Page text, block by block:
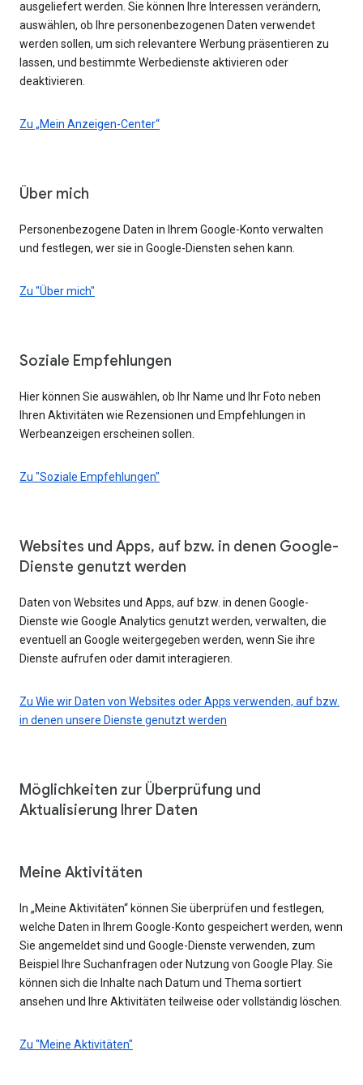
ausgeliefert werden. Sie können Ihre Interessen verändern,
auswählen, ob Ihre personenbezogenen Daten verwendet
werden sollen, um sich relevantere Werbung präsentieren zu
lassen, und bestimmte Werbedienste aktivieren oder
deaktivieren.
Zu „Mein Anzeigen-Center“
Über mich
Personenbezogene Daten in Ihrem Google-Konto verwalten
und festlegen, wer sie in Google-Diensten sehen kann.
Zu "Über mich"
Soziale Empfehlungen
Hier können Sie auswählen, ob Ihr Name und Ihr Foto neben
Ihren Aktivitäten wie Rezensionen und Empfehlungen in
Werbeanzeigen erscheinen sollen.
Zu "Soziale Empfehlungen"
Websites und Apps, auf bzw. in denen Google-
Dienste genutzt werden
Daten von Websites und Apps, auf bzw. in denen Google-
Dienste wie Google Analytics genutzt werden, verwalten, die
eventuell an Google weitergegeben werden, wenn Sie ihre
Dienste aufrufen oder damit interagieren.
Zu Wie wir Daten von Websites oder Apps verwenden, auf bzw.
in denen unsere Dienste genutzt werden
Möglichkeiten zur Überprüfung und
Aktualisierung Ihrer Daten
Meine Aktivitäten
In „Meine Aktivitäten“ können Sie überprüfen und festlegen,
welche Daten in Ihrem Google-Konto gespeichert werden, wenn
Sie angemeldet sind und Google-Dienste verwenden, zum
Beispiel Ihre Suchanfragen oder Nutzung von Google Play. Sie
können sich die Inhalte nach Datum und Thema sortiert
ansehen und Ihre Aktivitäten teilweise oder vollständig löschen.
Zu "Meine Aktivitäten"